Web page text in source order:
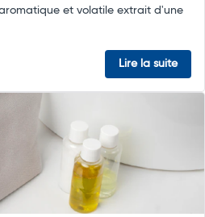
et volatile extrait d'une
Lire la suite